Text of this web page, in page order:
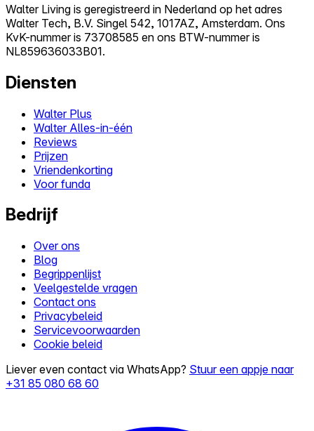
Walter Living is geregistreerd in Nederland op het adres
Walter Tech, B.V. Singel 542, 1017AZ, Amsterdam. Ons
KvK-nummer is 73708585 en ons BTW-nummer is
NL859636033B01.
Diensten
Walter Plus
Walter Alles-in-één
Reviews
Prijzen
Vriendenkorting
Voor funda
Bedrijf
Over ons
Blog
Begrippenlijst
Veelgestelde vragen
Contact ons
Privacybeleid
Servicevoorwaarden
Cookie beleid
Liever even contact via WhatsApp? Stuur een appje naar
+31 85 080 68 60